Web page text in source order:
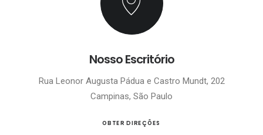
Nosso Escritório
Rua Leonor Augusta Pádua e Castro Mundt, 202
Campinas, São Paulo
OBTER DIREÇÕES